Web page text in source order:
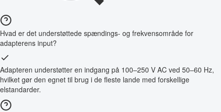
Hvad er det understøttede spændings- og frekvensområde for
adapterens input?
Adapteren understøtter en indgang på 100–250 V AC ved 50–60 Hz,
hvilket gør den egnet til brug i de fleste lande med forskellige
elstandarder.